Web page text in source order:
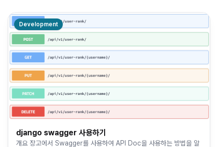
Development
django swagger 사용하기
개요 장고에서 Swagger를 사용하여 API Doc을 사용하는 방법을 알